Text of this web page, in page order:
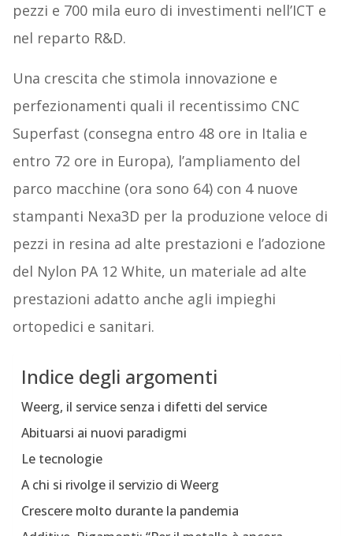
pezzi e 700 mila euro di investimenti nell’ICT e
nel reparto R&D.
Una crescita che stimola innovazione e
perfezionamenti quali il recentissimo CNC
Superfast (consegna entro 48 ore in Italia e
entro 72 ore in Europa), l’ampliamento del
parco macchine (ora sono 64) con 4 nuove
stampanti Nexa3D per la produzione veloce di
pezzi in resina ad alte prestazioni e l’adozione
del Nylon PA 12 White, un materiale ad alte
prestazioni adatto anche agli impieghi
ortopedici e sanitari.
Indice degli argomenti
Weerg, il service senza i difetti del service
Abituarsi ai nuovi paradigmi
Le tecnologie
A chi si rivolge il servizio di Weerg
Crescere molto durante la pandemia